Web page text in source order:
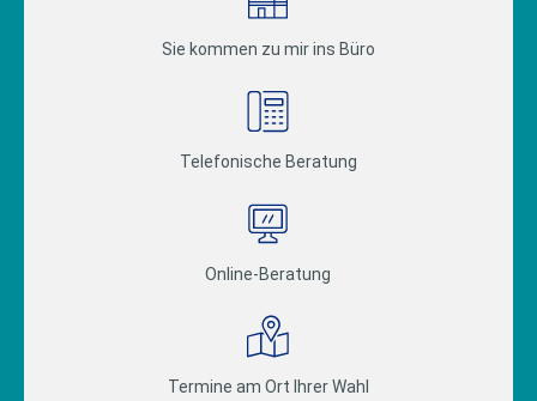
Sie kommen zu mir ins Büro
Telefonische Beratung
Online-Beratung
Termine am Ort Ihrer Wahl